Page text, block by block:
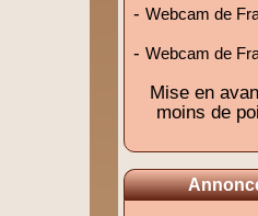
- Webcam de
- Webcam de
Mise en
moins de